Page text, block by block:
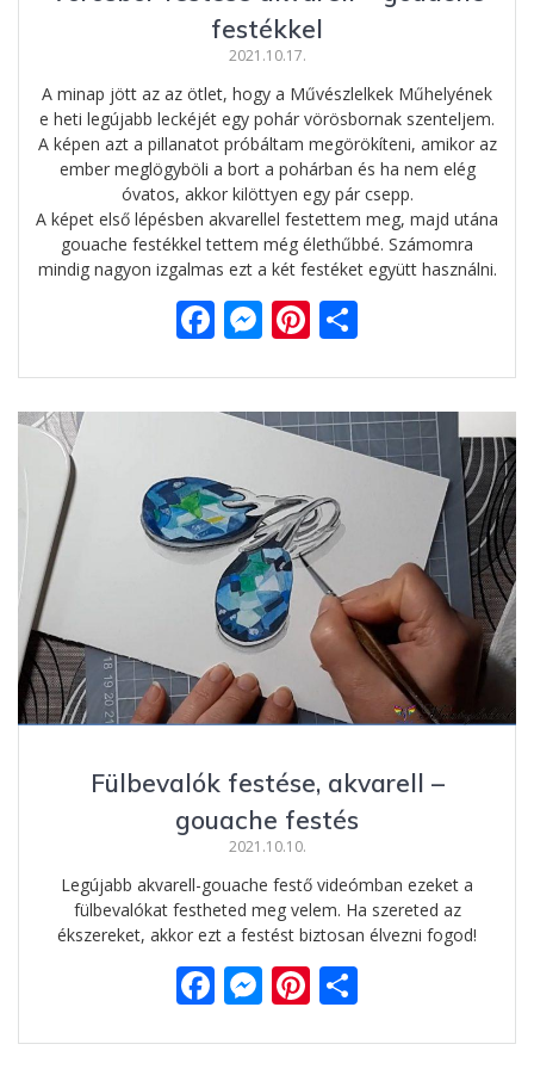
festékkel
2021.10.17.
A minap jött az az ötlet, hogy a Művészlelkek Műhelyének
e heti legújabb leckéjét egy pohár vörösbornak szenteljem.
A képen azt a pillanatot próbáltam megörökíteni, amikor az
ember meglögyböli a bort a pohárban és ha nem elég
óvatos, akkor kilöttyen egy pár csepp.
A képet első lépésben akvarellel festettem meg, majd utána
gouache festékkel tettem még élethűbbé. Számomra
mindig nagyon izgalmas ezt a két festéket együtt használni.
F
e
b
o
o
k
M
ss
e
g
er
Pi
er
e
za
m
e
Fülbevalók festése, akvarell –
gouache festés
2021.10.10.
Legújabb akvarell-gouache festő videómban ezeket a
fülbevalókat festheted meg velem. Ha szereted az
ékszereket, akkor ezt a festést biztosan élvezni fogod!
F M Pi